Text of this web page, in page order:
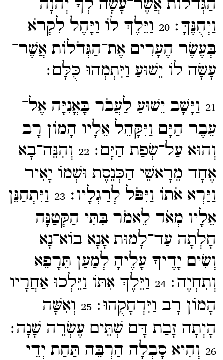
וַיְחֻנֶּךָּ׃20 וַיֵּלֶךְ לוֹ וַיָּחֶל לִקְרֹא
בְּעֶשֶׂר הֶעָרִים אֶת־​הַגְּדֹלוֹת אֲשֶׁר־​
עָשָׂה לוֹ יֵשׁוּעַ וַיִּתְמְהוּ כֻּלָּם׃
21 וַיָּשָׁב יֵשׁוּעַ לַעֲבֹר בָּאֳנִיָּה אֶל־​
עֵבֶר הַיָּם וַיִּקָּהֵל אֵלָיו הָמוֹן רָב
וְהוּא עַל־​שְׂפַת הַיָּם׃22 וְהִנֵּה־​בָא
אֶחָד מֵרָאשֵׁי הַכְּנֵסֶת וּשְׁמוֹ יָאִיר
וַיַּרְא אֹתוֹ וַיִּפֹּל לְרַגְלָיו׃23 וַיִּתְחַנֵּן
אֵלָיו מְאֹד לֵאמֹר בִּתִּי הַקְּטַנָּה
חָלְתָה עַד־​לָמוּת אָנָא בוֹא־​נָא
וְשִׂים יָדֶיךָ עָלֶיהָ לְמַעַן תֵּרָפֵא
וְתִחְיֶה׃24 וַיֵּלֶךְ אִתּוֹ וַיֵּלְכוּ אַחֲרָיו
הָמוֹן רָב וַיִּדְחָקֻהוּ׃25 וְאִשָּׁה
הָיְתָה זָבַת דָּם שְׁתֵּים עֶשְׂרֵה שָׁנָה׃
26 וְהִיא סָבְלָה הַרְבֵּה תַּחַת יְדֵי